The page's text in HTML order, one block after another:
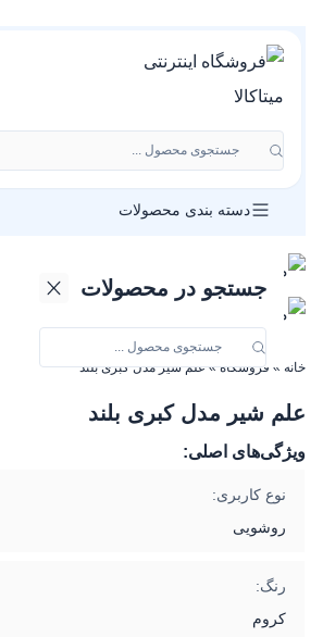
جستجوی محصول ...
جستجو در محصولات
دسته بندی محصولات
خانه » فروشگاه»علم‌ شیر‌ مدل کبری بلند
علم‌ شیر‌ مدل کبری بلند
ویژگی‌های اصلی:
نوع کاربری:
روشویی
رنگ:
کروم